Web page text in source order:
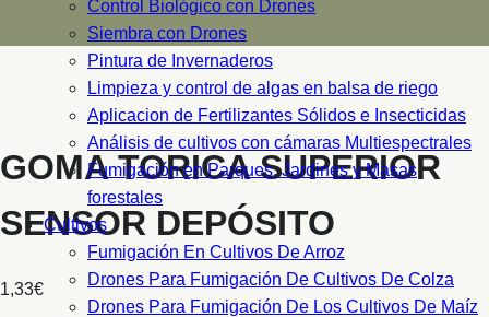
Control Biológico con Drones
Siembra con Drones
Pintura de Invernaderos
Limpieza y control de algas en balsa de riego
Aplicacion de Fertilizantes Sólidos e Insecticidas
Análisis de cultivos con cámaras Multiespectrales
Fumigación en Parques, Jardines y Masas
forestales
Cultivos
Fumigación En Cultivos De Arroz
Drones Para Fumigación De Cultivos De Colza
Drones Para Fumigación De Los Cultivos De Maíz
GOMA TORICA SUPERIOR
SENSOR DEPÓSITO
1,33€